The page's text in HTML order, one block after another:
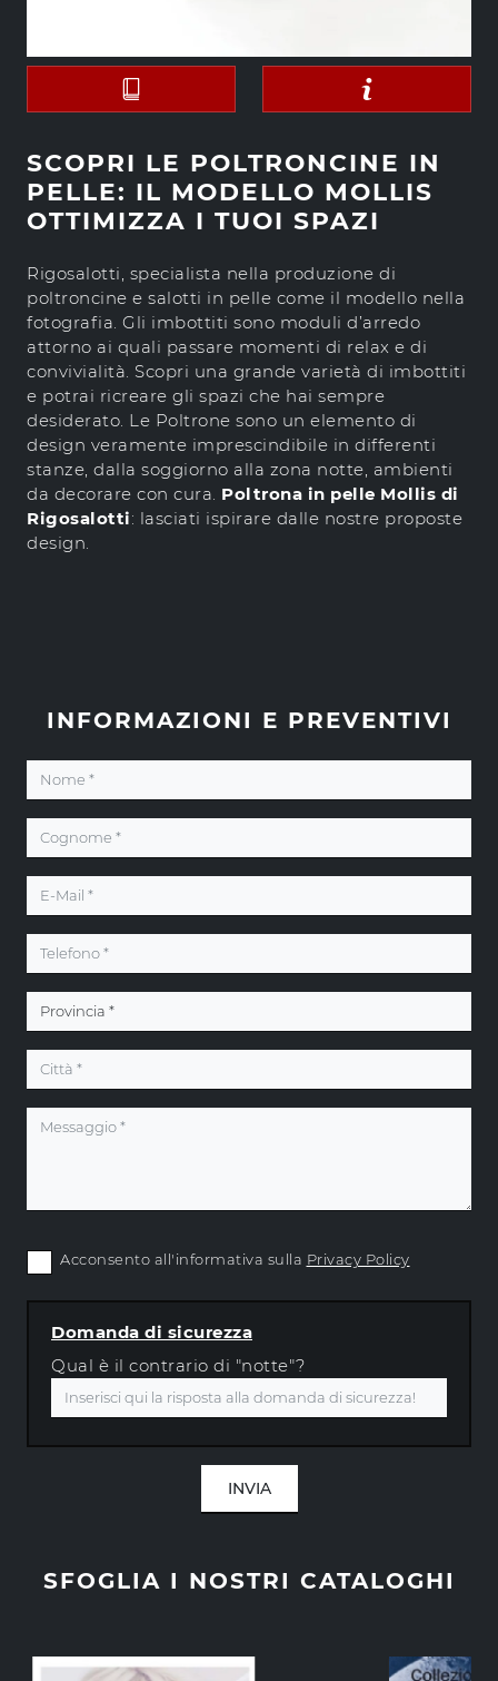
SCOPRI LE POLTRONCINE IN
PELLE: IL MODELLO MOLLIS
OTTIMIZZA I TUOI SPAZI
Rigosalotti, specialista nella produzione di
poltroncine e salotti in pelle come il modello nella
fotografia. Gli imbottiti sono moduli d’arredo
attorno ai quali passare momenti di relax e di
convivialità. Scopri una grande varietà di imbottiti
e potrai ricreare gli spazi che hai sempre
desiderato. Le Poltrone sono un elemento di
design veramente imprescindibile in differenti
stanze, dalla soggiorno alla zona notte, ambienti
da decorare con cura. Poltrona in pelle Mollis di
Rigosalotti: lasciati ispirare dalle nostre proposte
design.
SFOGLIA I NOSTRI CATALOGHI
INFORMAZIONI E PREVENTIVI
Acconsento all'informativa sulla Privacy Policy
Domanda di sicurezza
Qual è il contrario di "notte"?
INVIA